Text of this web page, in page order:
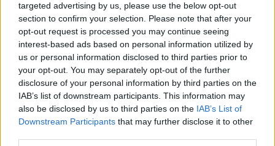
targeted advertising by us, please use the below opt-out
section to confirm your selection. Please note that after your
opt-out request is processed you may continue seeing
interest-based ads based on personal information utilized by
us or personal information disclosed to third parties prior to
your opt-out. You may separately opt-out of the further
disclosure of your personal information by third parties on the
IAB’s list of downstream participants. This information may
also be disclosed by us to third parties on the IAB’s List of
Downstream Participants that may further disclose it to other
PISA —Distacchi di cemento provocati dal maltempo dai pali un
tempo usati per l'elettrificazione del trammino fra Pisa e Tirrenia:
ecco perché a Pisa la polizia municipale con apposita ordinanza ha
chiuso al transito pedonale e ciclabile il tratto della ciclopista del
Trammino compreso tra San Piero a Grado e Marina di Pisa.
La decisione è stata assunta sulla base del verbale redatto dai vigili
del fuoco, intervenuti ieri a seguito del maltempo e alla
segnalazione di distacchi di cemento dai vecchi pali.